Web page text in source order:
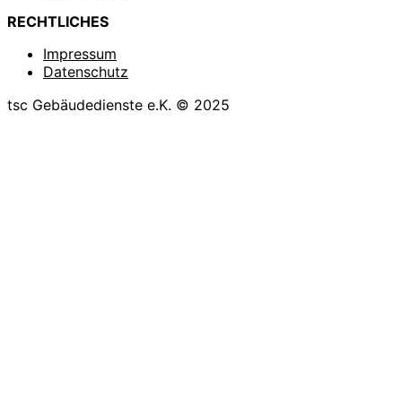
RECHTLICHES
Impressum
Datenschutz
tsc Gebäudedienste e.K. © 2025